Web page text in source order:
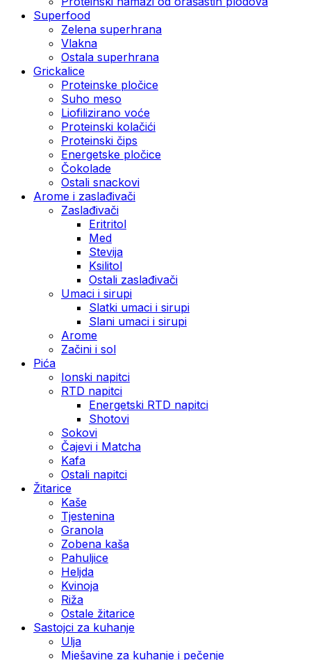
Superfood
Zelena superhrana
Vlakna
Ostala superhrana
Grickalice
Proteinske pločice
Suho meso
Liofilizirano voće
Proteinski kolačići
Proteinski čips
Energetske pločice
Čokolade
Ostali snackovi
Arome i zaslađivači
Zaslađivači
Eritritol
Med
Stevija
Ksilitol
Ostali zaslađivači
Umaci i sirupi
Slatki umaci i sirupi
Slani umaci i sirupi
Arome
Začini i sol
Pića
Ionski napitci
RTD napitci
Energetski RTD napitci
Shotovi
Sokovi
Čajevi i Matcha
Kafa
Ostali napitci
Žitarice
Kaše
Tjestenina
Granola
Zobena kaša
Pahuljice
Heljda
Kvinoja
Riža
Ostale žitarice
Sastojci za kuhanje
Ulja
Mješavine za kuhanje i pečenje